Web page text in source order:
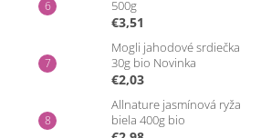
500g
€3,51
Mogli jahodové srdiečka
30g bio Novinka
€2,03
Allnature jasmínová ryža
biela 400g bio